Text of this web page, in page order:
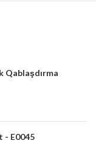
Qablaşdırma
- E0045